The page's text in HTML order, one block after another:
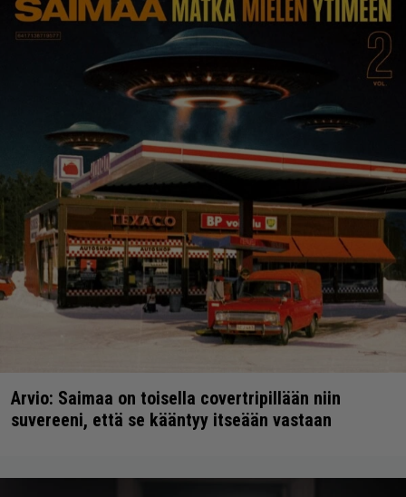
Arvio: Saimaa on toisella covertripillään niin
suvereeni, että se kääntyy itseään vastaan